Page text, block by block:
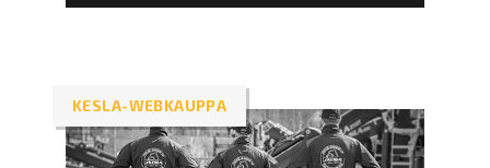
KESLA-WEBKAUPPA